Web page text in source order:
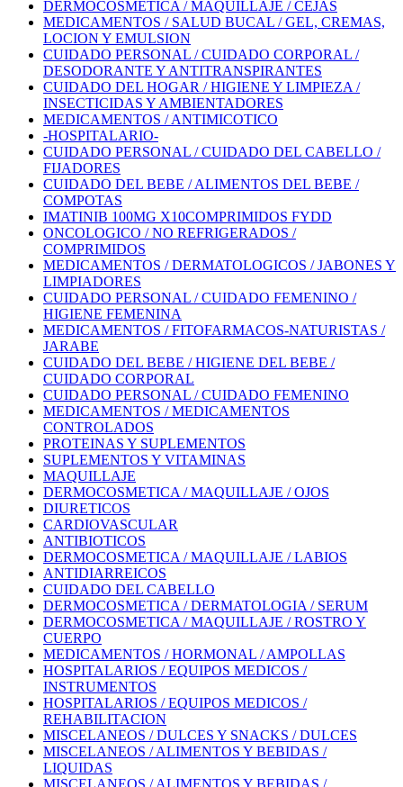
DERMOCOSMETICA / MAQUILLAJE / CEJAS
MEDICAMENTOS / SALUD BUCAL / GEL, CREMAS,
LOCION Y EMULSION
CUIDADO PERSONAL / CUIDADO CORPORAL /
DESODORANTE Y ANTITRANSPIRANTES
CUIDADO DEL HOGAR / HIGIENE Y LIMPIEZA /
INSECTICIDAS Y AMBIENTADORES
MEDICAMENTOS / ANTIMICOTICO
-HOSPITALARIO-
CUIDADO PERSONAL / CUIDADO DEL CABELLO /
FIJADORES
CUIDADO DEL BEBE / ALIMENTOS DEL BEBE /
COMPOTAS
IMATINIB 100MG X10COMPRIMIDOS FYDD
ONCOLOGICO / NO REFRIGERADOS /
COMPRIMIDOS
MEDICAMENTOS / DERMATOLOGICOS / JABONES Y
LIMPIADORES
CUIDADO PERSONAL / CUIDADO FEMENINO /
HIGIENE FEMENINA
MEDICAMENTOS / FITOFARMACOS-NATURISTAS /
JARABE
CUIDADO DEL BEBE / HIGIENE DEL BEBE /
CUIDADO CORPORAL
CUIDADO PERSONAL / CUIDADO FEMENINO
MEDICAMENTOS / MEDICAMENTOS
CONTROLADOS
PROTEINAS Y SUPLEMENTOS
SUPLEMENTOS Y VITAMINAS
MAQUILLAJE
DERMOCOSMETICA / MAQUILLAJE / OJOS
DIURETICOS
CARDIOVASCULAR
ANTIBIOTICOS
DERMOCOSMETICA / MAQUILLAJE / LABIOS
ANTIDIARREICOS
CUIDADO DEL CABELLO
DERMOCOSMETICA / DERMATOLOGIA / SERUM
DERMOCOSMETICA / MAQUILLAJE / ROSTRO Y
CUERPO
MEDICAMENTOS / HORMONAL / AMPOLLAS
HOSPITALARIOS / EQUIPOS MEDICOS /
INSTRUMENTOS
HOSPITALARIOS / EQUIPOS MEDICOS /
REHABILITACION
MISCELANEOS / DULCES Y SNACKS / DULCES
MISCELANEOS / ALIMENTOS Y BEBIDAS /
LIQUIDAS